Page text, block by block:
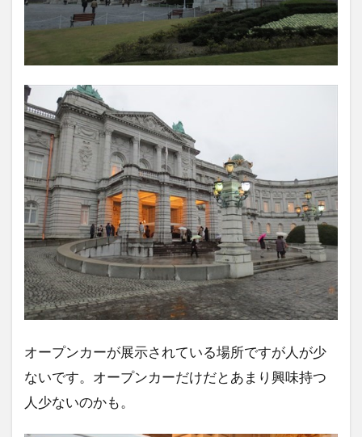
オープンカーが展示されている場所ですが人が少
ないです。オープンカーだけだとあまり興味持つ
人少ないのかも。